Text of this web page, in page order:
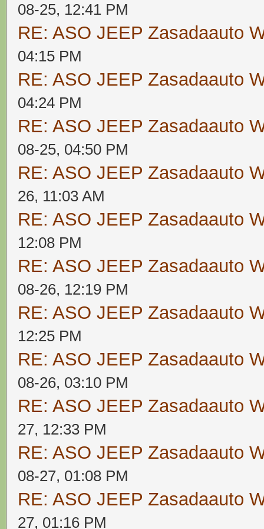
08-25, 12:41 PM
RE: ASO JEEP Zasadaauto
04:15 PM
RE: ASO JEEP Zasadaauto
04:24 PM
RE: ASO JEEP Zasadaauto
08-25, 04:50 PM
RE: ASO JEEP Zasadaauto
26, 11:03 AM
RE: ASO JEEP Zasadaauto
12:08 PM
RE: ASO JEEP Zasadaauto
08-26, 12:19 PM
RE: ASO JEEP Zasadaauto
12:25 PM
RE: ASO JEEP Zasadaauto
08-26, 03:10 PM
RE: ASO JEEP Zasadaauto
27, 12:33 PM
RE: ASO JEEP Zasadaauto
08-27, 01:08 PM
RE: ASO JEEP Zasadaauto
27, 01:16 PM